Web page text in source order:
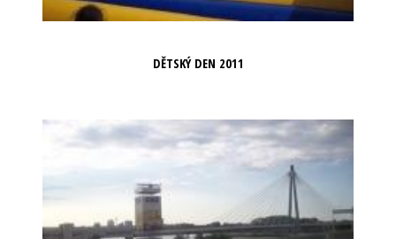
DĚTSKÝ DEN 2011